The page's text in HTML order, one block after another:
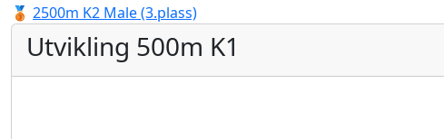
🥉 2500m K2 Male (3.plass)
Utvikling 500m K1